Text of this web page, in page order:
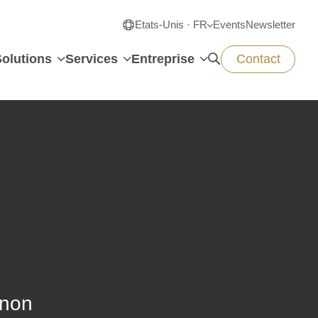
Etats-Unis · FR EventsNewsletter
Services Entreprise Contact